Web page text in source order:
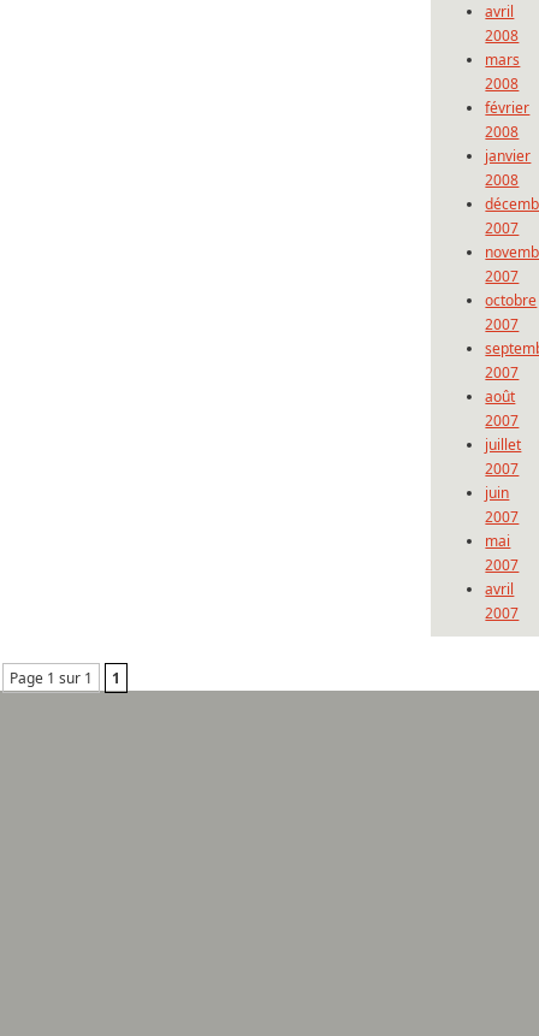
avril
2008
mars
2008
février
2008
janvier
2008
2007
2007
octobre
2007
2007
août
2007
juillet
2007
juin
2007
mai
2007
avril
2007
Page 1 sur 1 1